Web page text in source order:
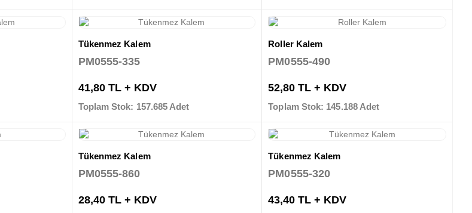
Tükenmez Kalem
PM0555-335
41,80 TL + KDV
Toplam Stok: 157.685 Adet
Roller Kalem
PM0555-490
52,80 TL + KDV
Toplam Stok: 145.188 Adet
Tükenmez Kalem
PM0555-860
28,40 TL + KDV
Tükenmez Kalem
PM0555-320
43,40 TL + KDV